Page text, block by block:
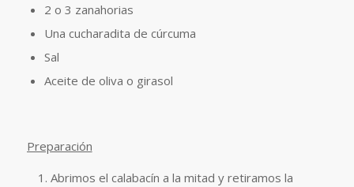
2 o 3 zanahorias
Una cucharadita de cúrcuma
Sal
Aceite de oliva o girasol
Preparación
Abrimos el calabacín a la mitad y retiramos la